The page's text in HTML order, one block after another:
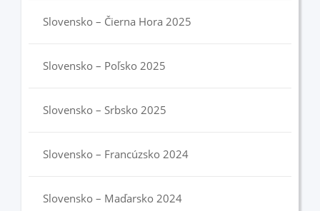
Slovensko – Čierna Hora 2025
Slovensko – Poľsko 2025
Slovensko – Srbsko 2025
Slovensko – Francúzsko 2024
Slovensko – Maďarsko 2024